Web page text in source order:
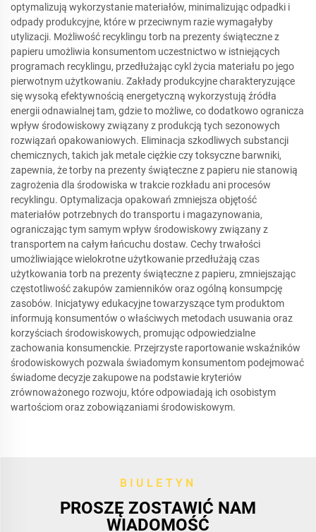
optymalizują wykorzystanie materiałów, minimalizując odpadki i
odpady produkcyjne, które w przeciwnym razie wymagałyby
utylizacji. Możliwość recyklingu torb na prezenty świąteczne z
papieru umożliwia konsumentom uczestnictwo w istniejących
programach recyklingu, przedłużając cykl życia materiału po jego
pierwotnym użytkowaniu. Zakłady produkcyjne charakteryzujące
się wysoką efektywnością energetyczną wykorzystują źródła
energii odnawialnej tam, gdzie to możliwe, co dodatkowo ogranicza
wpływ środowiskowy związany z produkcją tych sezonowych
rozwiązań opakowaniowych. Eliminacja szkodliwych substancji
chemicznych, takich jak metale ciężkie czy toksyczne barwniki,
zapewnia, że torby na prezenty świąteczne z papieru nie stanowią
zagrożenia dla środowiska w trakcie rozkładu ani procesów
recyklingu. Optymalizacja opakowań zmniejsza objętość
materiałów potrzebnych do transportu i magazynowania,
ograniczając tym samym wpływ środowiskowy związany z
transportem na całym łańcuchu dostaw. Cechy trwałości
umożliwiające wielokrotne użytkowanie przedłużają czas
użytkowania torb na prezenty świąteczne z papieru, zmniejszając
częstotliwość zakupów zamienników oraz ogólną konsumpcję
zasobów. Inicjatywy edukacyjne towarzyszące tym produktom
informują konsumentów o właściwych metodach usuwania oraz
korzyściach środowiskowych, promując odpowiedzialne
zachowania konsumenckie. Przejrzyste raportowanie wskaźników
środowiskowych pozwala świadomym konsumentom podejmować
świadome decyzje zakupowe na podstawie kryteriów
zrównoważonego rozwoju, które odpowiadają ich osobistym
wartościom oraz zobowiązaniami środowiskowym.
BIULETYN
PROSZĘ ZOSTAWIĆ NAM
WIADOMOŚĆ